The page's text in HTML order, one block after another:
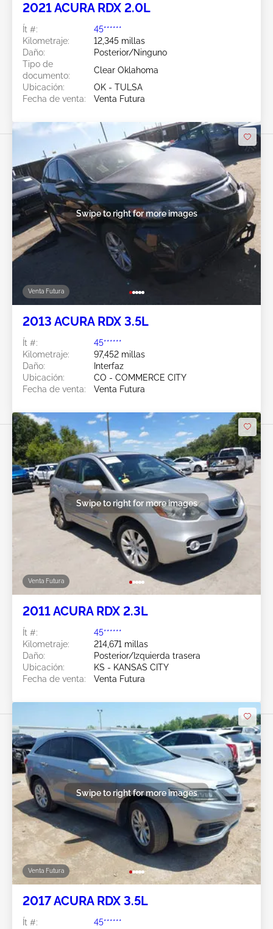
2021 ACURA RDX 2.0L
Ít #:
45******
Kilometraje:
12,345 millas
Daño:
Posterior/Ninguno
Tipo de
documento:
Clear Oklahoma
Ubicación:
OK - TULSA
Fecha de venta:
Venta Futura
Venta Futura
Swipe to right for more images
2013 ACURA RDX 3.5L
Ít #:
45******
Kilometraje:
97,452 millas
Daño:
Interfaz
Ubicación:
CO - COMMERCE CITY
Fecha de venta:
Venta Futura
Venta Futura
Swipe to right for more images
2011 ACURA RDX 2.3L
Ít #:
45******
Kilometraje:
214,671 millas
Daño:
Posterior/Izquierda trasera
Ubicación:
KS - KANSAS CITY
Fecha de venta:
Venta Futura
Venta Futura
Swipe to right for more images
2017 ACURA RDX 3.5L
Ít #:
45******